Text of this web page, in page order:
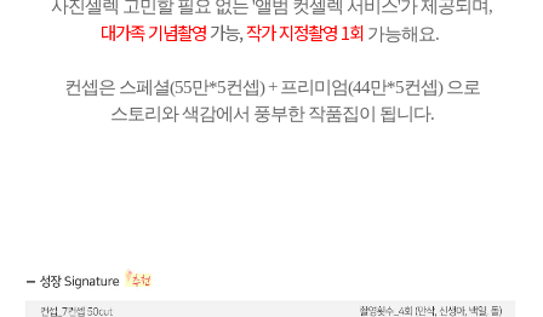
사진셀렉 고민할 필요 없는 '앨범 컷셀렉 서비스'가 제공되며,
대가족 기념촬영가능,작가 지정촬영 1회 가능해요.
컨셉은 스페셜(55만*5컨셉) + 프리미엄(44만*5컨셉) 으로
스토리와 색감에서 풍부한 작품집이 됩니다.